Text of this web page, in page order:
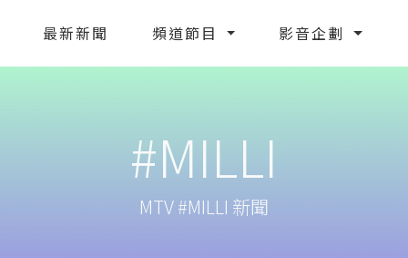
最新新聞 頻道節目 影音企劃
#MILLI
MTV #MILLI 新聞